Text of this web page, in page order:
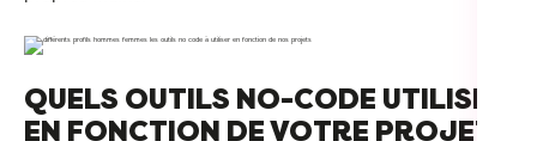
QUELS OUTILS NO-CODE UTILISER
EN FONCTION DE VOTRE PROJET